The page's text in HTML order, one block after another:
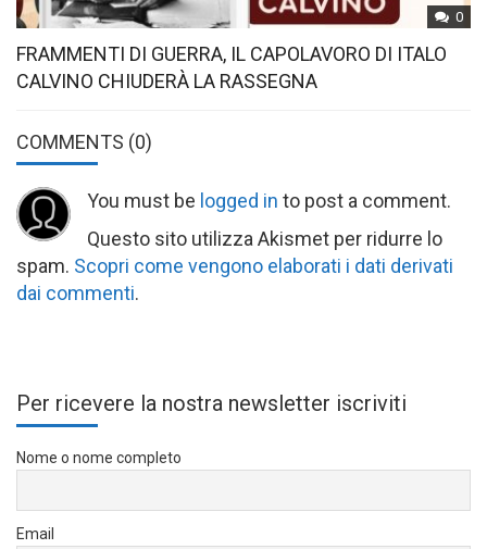
0
FRAMMENTI DI GUERRA, IL CAPOLAVORO DI ITALO
CALVINO CHIUDERÀ LA RASSEGNA
COMMENTS (0)
You must be logged in to post a comment.
Questo sito utilizza Akismet per ridurre lo
spam. Scopri come vengono elaborati i dati derivati
dai commenti.
Per ricevere la nostra newsletter iscriviti
Nome o nome completo
Email